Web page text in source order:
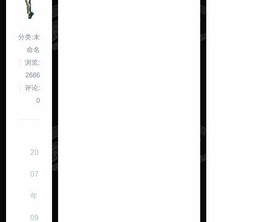
分类:未
命名
浏览:
2686
评论:
0
20
07
年
09